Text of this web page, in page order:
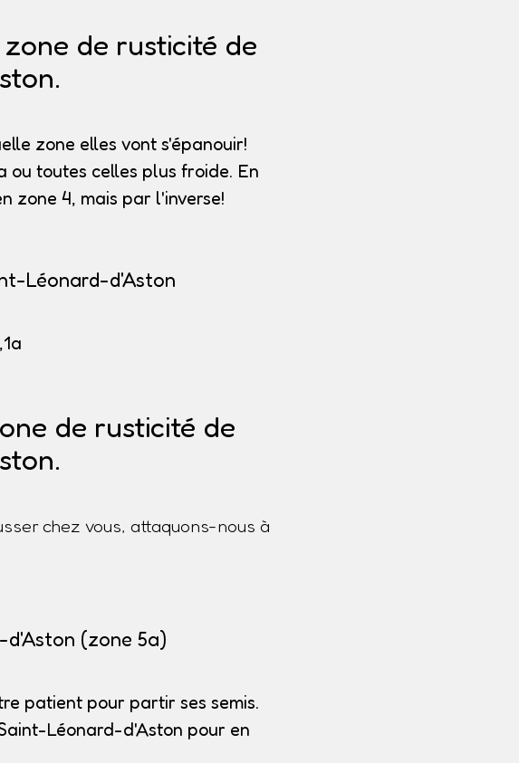
de rusticité de
zone elles vont s'épanouir!
ou toutes celles plus froide. En
zone 4, mais par l'inverse!
Léonard-d'Aston
de rusticité de
chez vous, attaquons-nous à
d'Aston (zone 5a)
patient pour partir ses semis.
Léonard-d'Aston pour en